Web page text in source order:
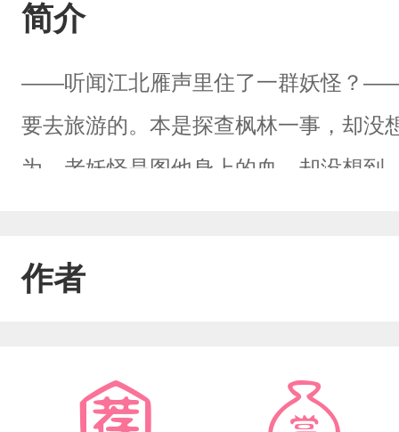
简介
——听闻江北雁声里住了一群妖怪？
要去旅游的。本是探查枫林一事，却没
为，老妖怪是图他身上的血，却没想
作者